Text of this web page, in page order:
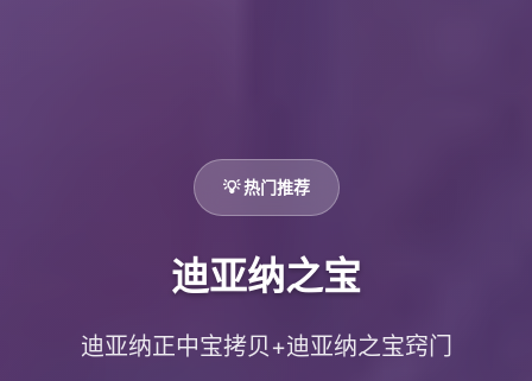
💡 热门推荐
迪亚纳之宝
迪亚纳正中宝拷贝+迪亚纳之宝窍门